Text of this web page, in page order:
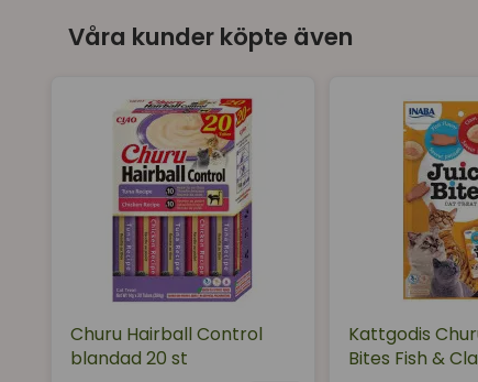
Våra kunder köpte även
Churu Hairball Control
blandad 20 st
Kattgodis
Bites Fish &